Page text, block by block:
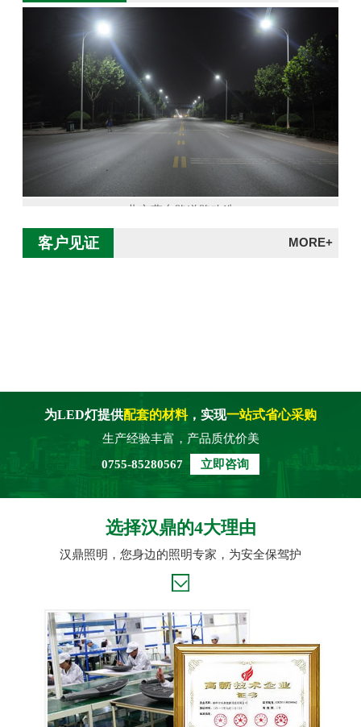
北京燕东路道路改造
客户见证 MORE+
为LED灯提供配套的材料，实现一站式省心采购
生产经验丰富，产品质优价美
0755-85280567
立即咨询
选择汉鼎的4大理由
汉鼎照明，您身边的照明专家，为安全保驾护